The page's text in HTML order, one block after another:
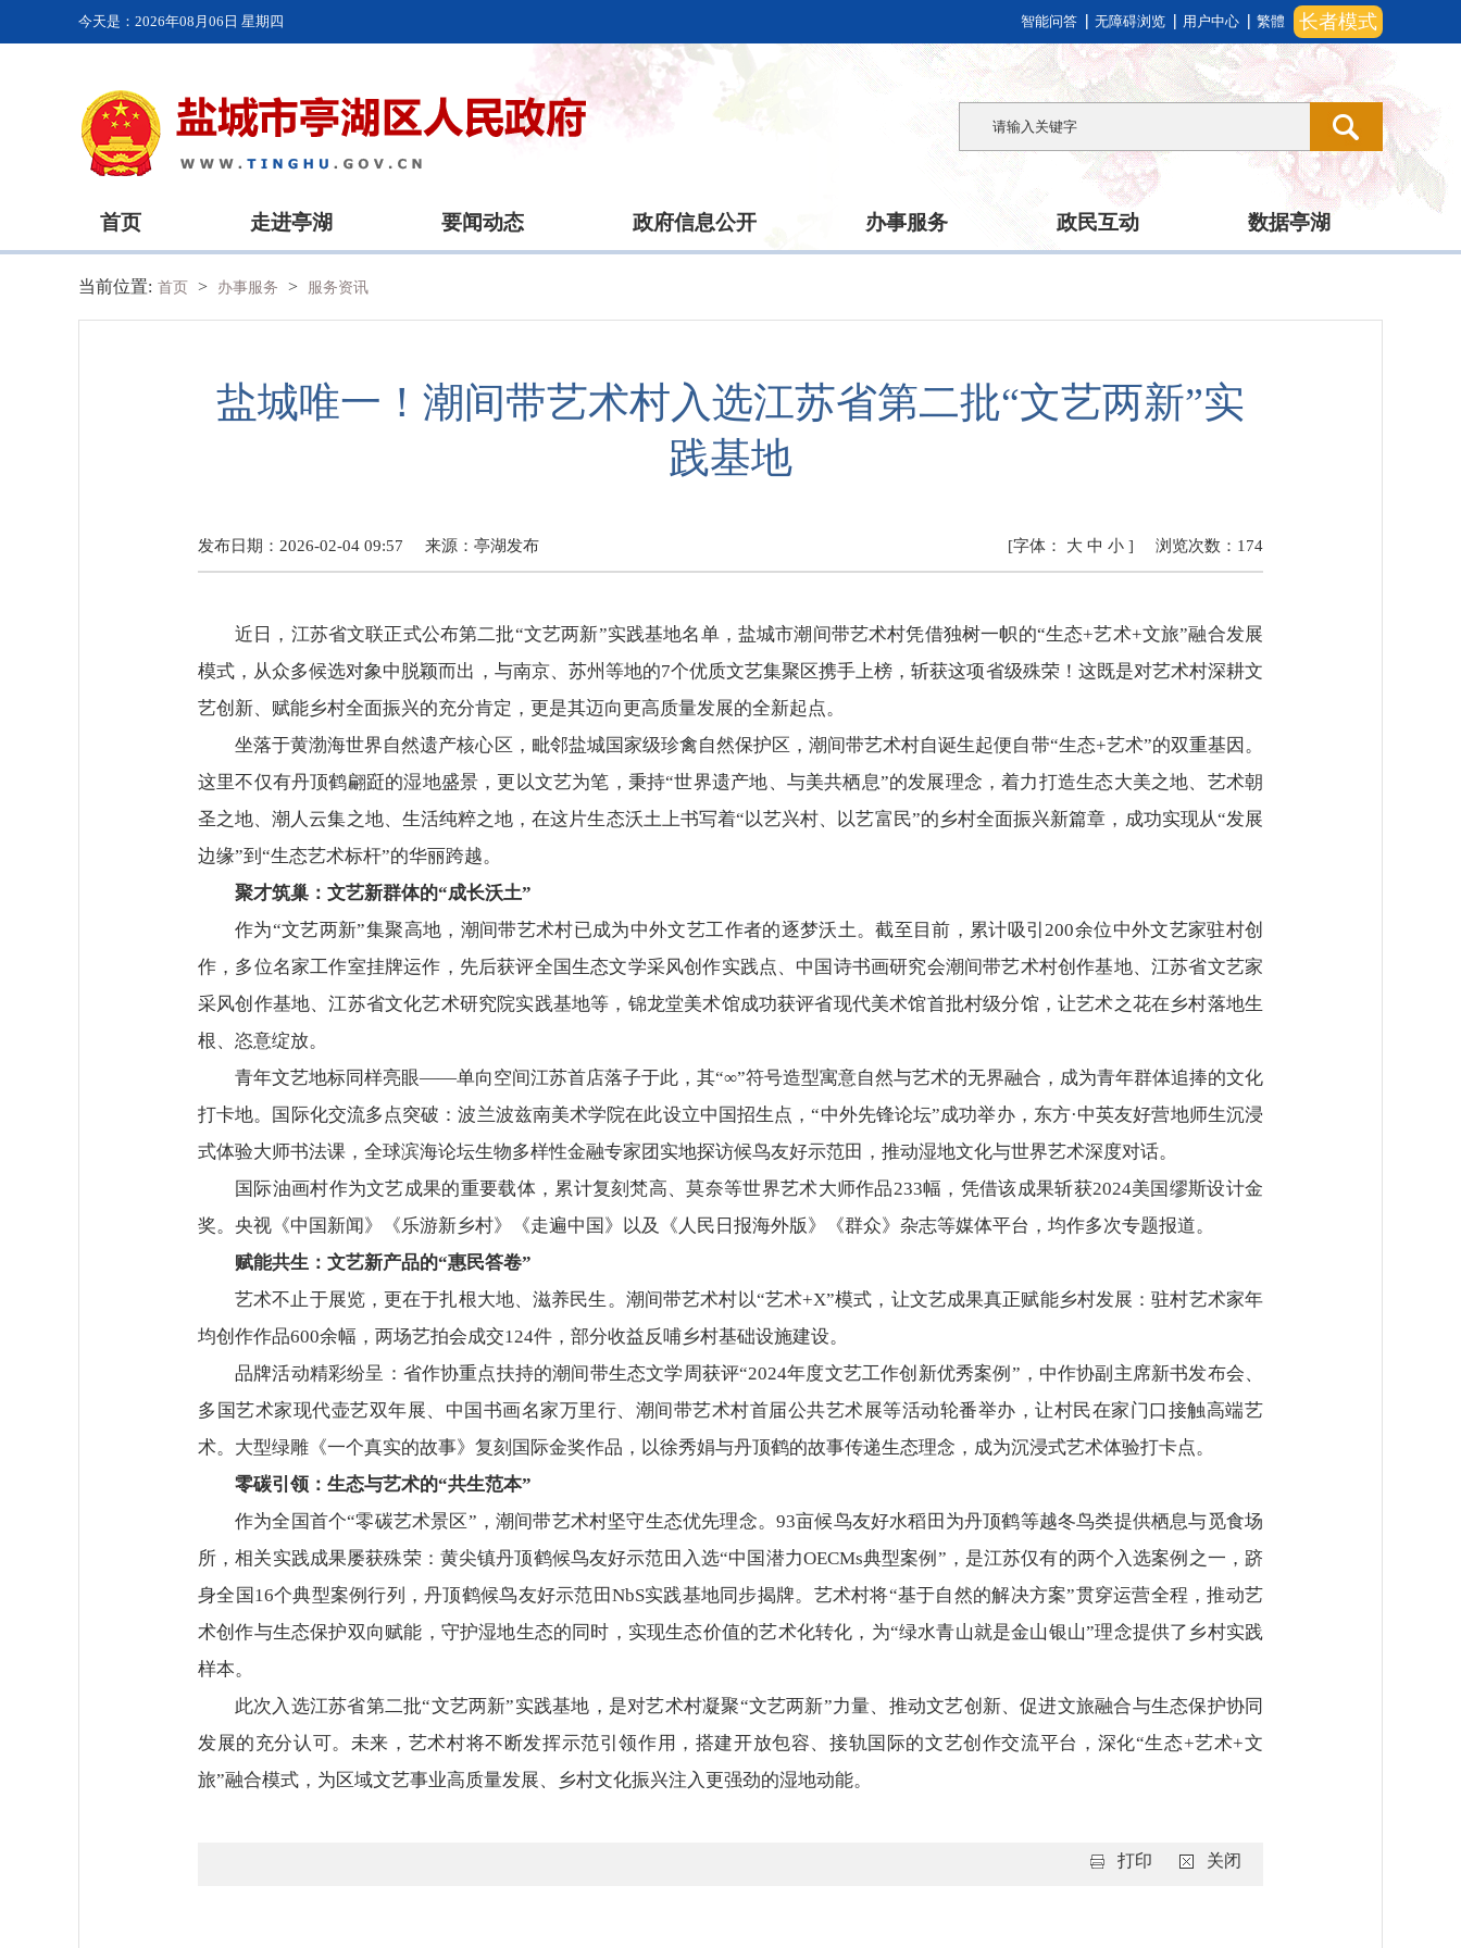
今天是： 2026年08月06日 星期四 智能问答 无障碍浏览 用户中心 繁體 长者模式
首页 走进亭湖 要闻动态 政府信息公开 办事服务 政民互动 数据亭湖
当前位置: 首页 > 办事服务 > 服务资讯
盐城唯一！潮间带艺术村入选江苏省第二批“文艺两新”实
践基地
发布日期：2026-02-04 09:57 来源： 亭湖发布 浏览次数： 174
[字体： 大 中 小 ]
近日，江苏省文联正式公布第二批“文艺两新”实践基地名单，盐城市潮间带艺术村凭借独树一帜的“生态+艺术+文旅”融合发展
模式，从众多候选对象中脱颖而出，与南京、苏州等地的7个优质文艺集聚区携手上榜，斩获这项省级殊荣！这既是对艺术村深耕文
艺创新、赋能乡村全面振兴的充分肯定，更是其迈向更高质量发展的全新起点。
坐落于黄渤海世界自然遗产核心区，毗邻盐城国家级珍禽自然保护区，潮间带艺术村自诞生起便自带“生态+艺术”的双重基因。
这里不仅有丹顶鹤翩跹的湿地盛景，更以文艺为笔，秉持“世界遗产地、与美共栖息”的发展理念，着力打造生态大美之地、艺术朝
圣之地、潮人云集之地、生活纯粹之地，在这片生态沃土上书写着“以艺兴村、以艺富民”的乡村全面振兴新篇章，成功实现从“发展
边缘”到“生态艺术标杆”的华丽跨越。
聚才筑巢：文艺新群体的“成长沃土”
作为“文艺两新”集聚高地，潮间带艺术村已成为中外文艺工作者的逐梦沃土。截至目前，累计吸引200余位中外文艺家驻村创
作，多位名家工作室挂牌运作，先后获评全国生态文学采风创作实践点、中国诗书画研究会潮间带艺术村创作基地、江苏省文艺家
采风创作基地、江苏省文化艺术研究院实践基地等，锦龙堂美术馆成功获评省现代美术馆首批村级分馆，让艺术之花在乡村落地生
根、恣意绽放。
青年文艺地标同样亮眼——单向空间江苏首店落子于此，其“∞”符号造型寓意自然与艺术的无界融合，成为青年群体追捧的文化
打卡地。国际化交流多点突破：波兰波兹南美术学院在此设立中国招生点，“中外先锋论坛”成功举办，东方·中英友好营地师生沉浸
式体验大师书法课，全球滨海论坛生物多样性金融专家团实地探访候鸟友好示范田，推动湿地文化与世界艺术深度对话。
国际油画村作为文艺成果的重要载体，累计复刻梵高、莫奈等世界艺术大师作品233幅，凭借该成果斩获2024美国缪斯设计金
奖。央视《中国新闻》《乐游新乡村》《走遍中国》以及《人民日报海外版》《群众》杂志等媒体平台，均作多次专题报道。
赋能共生：文艺新产品的“惠民答卷”
艺术不止于展览，更在于扎根大地、滋养民生。潮间带艺术村以“艺术+X”模式，让文艺成果真正赋能乡村发展：驻村艺术家年
均创作作品600余幅，两场艺拍会成交124件，部分收益反哺乡村基础设施建设。
品牌活动精彩纷呈：省作协重点扶持的潮间带生态文学周获评“2024年度文艺工作创新优秀案例”，中作协副主席新书发布会、
多国艺术家现代壶艺双年展、中国书画名家万里行、潮间带艺术村首届公共艺术展等活动轮番举办，让村民在家门口接触高端艺
术。大型绿雕《一个真实的故事》复刻国际金奖作品，以徐秀娟与丹顶鹤的故事传递生态理念，成为沉浸式艺术体验打卡点。
零碳引领：生态与艺术的“共生范本”
作为全国首个“零碳艺术景区”，潮间带艺术村坚守生态优先理念。93亩候鸟友好水稻田为丹顶鹤等越冬鸟类提供栖息与觅食场
所，相关实践成果屡获殊荣：黄尖镇丹顶鹤候鸟友好示范田入选“中国潜力OECMs典型案例”，是江苏仅有的两个入选案例之一，跻
身全国16个典型案例行列，丹顶鹤候鸟友好示范田NbS实践基地同步揭牌。艺术村将“基于自然的解决方案”贯穿运营全程，推动艺
术创作与生态保护双向赋能，守护湿地生态的同时，实现生态价值的艺术化转化，为“绿水青山就是金山银山”理念提供了乡村实践
样本。
此次入选江苏省第二批“文艺两新”实践基地，是对艺术村凝聚“文艺两新”力量、推动文艺创新、促进文旅融合与生态保护协同
发展的充分认可。未来，艺术村将不断发挥示范引领作用，搭建开放包容、接轨国际的文艺创作交流平台，深化“生态+艺术+文
旅”融合模式，为区域文艺事业高质量发展、乡村文化振兴注入更强劲的湿地动能。
打印 关闭